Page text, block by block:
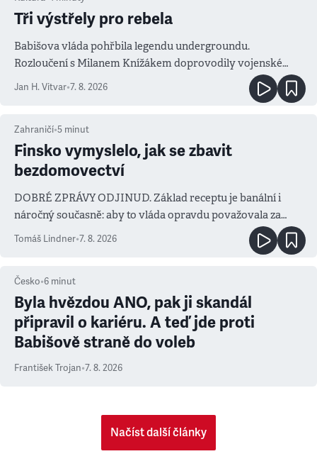
Tři výstřely pro rebela
Babišova vláda pohřbila legendu undergroundu.
Rozloučení s Milanem Knížákem doprovodily vojenské
salvy i kritika pokrokářů
Jan H. Vitvar•7. 8. 2026
Zahraničí•5 minut
Finsko vymyslelo, jak se zbavit
bezdomovectví
DOBRÉ ZPRÁVY ODJINUD. Základ receptu je banální i
náročný současně: aby to vláda opravdu považovala za
prioritu
Tomáš Lindner•7. 8. 2026
Česko•6 minut
Byla hvězdou ANO, pak ji skandál
připravil o kariéru. A teď jde proti
Babišově straně do voleb
František Trojan•7. 8. 2026
Načíst další články